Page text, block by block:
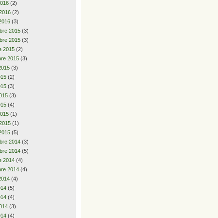
(2)
(2)
(3)
2015 (3)
2015 (3)
2015 (2)
2015 (3)
(3)
(2)
(3)
(3)
(4)
(1)
(1)
(5)
2014 (3)
2014 (5)
2014 (4)
2014 (4)
(4)
(5)
(4)
(3)
(4)